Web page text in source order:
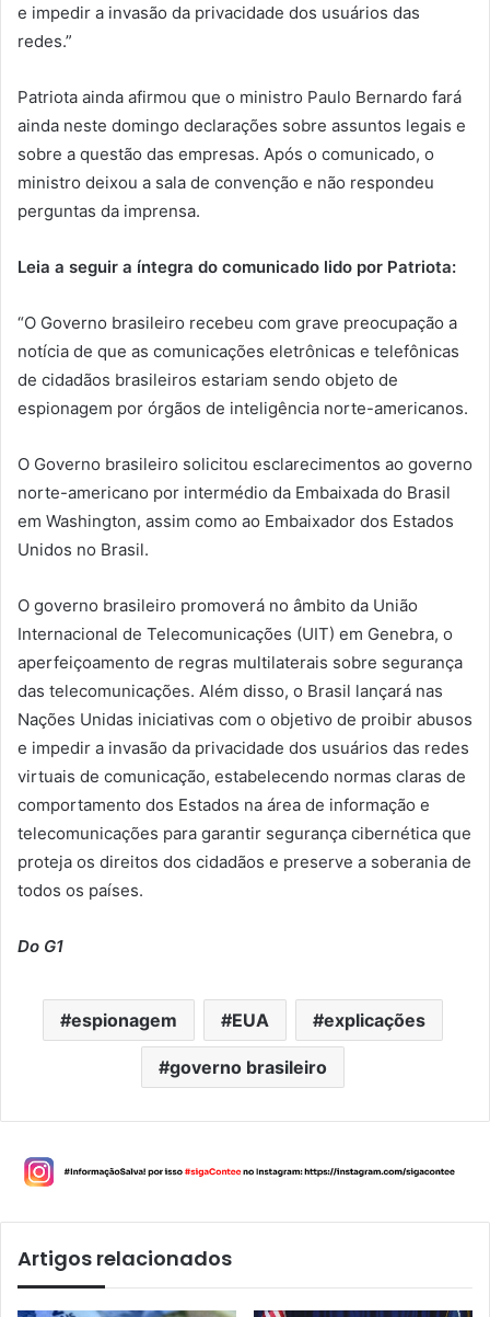
e impedir a invasão da privacidade dos usuários das
redes.”
Patriota ainda afirmou que o ministro Paulo Bernardo fará
ainda neste domingo declarações sobre assuntos legais e
sobre a questão das empresas. Após o comunicado, o
ministro deixou a sala de convenção e não respondeu
perguntas da imprensa.
Leia a seguir a íntegra do comunicado lido por Patriota:
“O Governo brasileiro recebeu com grave preocupação a
notícia de que as comunicações eletrônicas e telefônicas
de cidadãos brasileiros estariam sendo objeto de
espionagem por órgãos de inteligência norte-americanos.
O Governo brasileiro solicitou esclarecimentos ao governo
norte-americano por intermédio da Embaixada do Brasil
em Washington, assim como ao Embaixador dos Estados
Unidos no Brasil.
O governo brasileiro promoverá no âmbito da União
Internacional de Telecomunicações (UIT) em Genebra, o
aperfeiçoamento de regras multilaterais sobre segurança
das telecomunicações. Além disso, o Brasil lançará nas
Nações Unidas iniciativas com o objetivo de proibir abusos
e impedir a invasão da privacidade dos usuários das redes
virtuais de comunicação, estabelecendo normas claras de
comportamento dos Estados na área de informação e
telecomunicações para garantir segurança cibernética que
proteja os direitos dos cidadãos e preserve a soberania de
todos os países.
Do G1
espionagem EUA explicações
governo brasileiro
Artigos relacionados